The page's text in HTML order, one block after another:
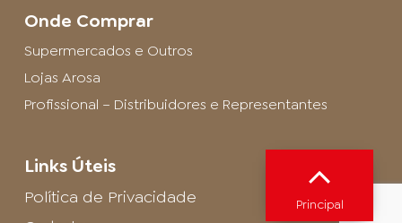
Onde Comprar
Supermercados e Outros
Lojas Arosa
Profissional – Distribuidores e Representantes
Links Úteis
Política de Privacidade
Principal